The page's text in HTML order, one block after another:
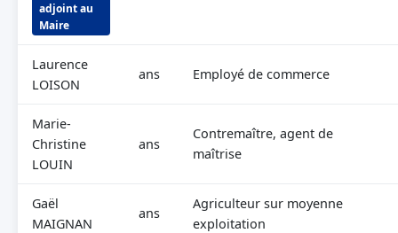
adjoint au
Maire
Laurence
LOISON
ans Employé de commerce
Marie-
Christine
LOUIN
ans
Contremaître, agent de
maîtrise
Gaël
MAIGNAN
ans
Agriculteur sur moyenne
exploitation